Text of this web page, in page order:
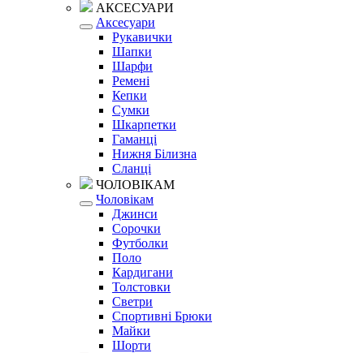
АКСЕСУАРИ
Аксесуари
Рукавички
Шапки
Шарфи
Ремені
Кепки
Сумки
Шкарпетки
Гаманці
Нижня Білизна
Сланці
ЧОЛОВІКАМ
Чоловікам
Джинси
Сорочки
Футболки
Поло
Кардигани
Толстовки
Светри
Спортивні Брюки
Майки
Шорти